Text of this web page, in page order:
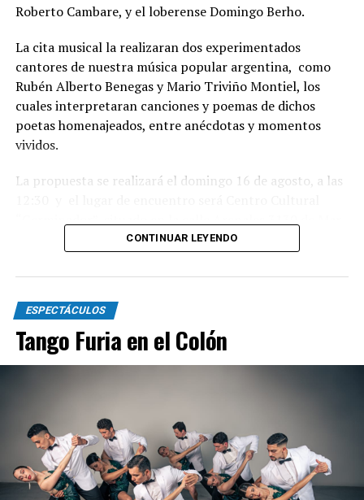
Roberto Cambare, y el loberense Domingo Berho.
La cita musical la realizaran dos experimentados
cantores de nuestra música popular argentina, como
Rubén Alberto Benegas y Mario Triviño Montiel, los
cuales interpretaran canciones y poemas de dichos
poetas homenajeados, entre anécdotas y momentos
vividos.
La propuesta se realizará el domingo 16 de agosto, a las
Habrá danzas nativas y baile familiar, con gran servicio
sobre. Para mas información o reservas escribir ll what
sapp 2236104302
CONTINUAR LEYENDO
ESPECTÁCULOS
Tango Furia en el Colón